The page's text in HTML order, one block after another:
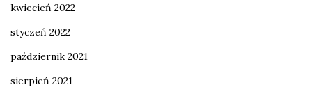
kwiecień 2022
styczeń 2022
październik 2021
sierpień 2021